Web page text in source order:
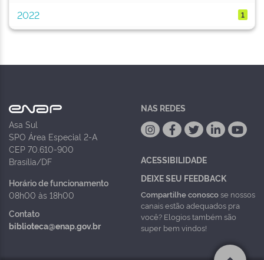
2022
1
Asa Sul
SPO Área Especial 2-A
CEP 70.610-900
Brasília/DF
Horário de funcionamento
08h00 às 18h00
Contato
biblioteca@enap.gov.br
NAS REDES
ACESSIBILIDADE
DEIXE SEU FEEDBACK
Compartilhe conoscose nossos
canais estão adequados pra
você? Elogios também são
super bem vindos!